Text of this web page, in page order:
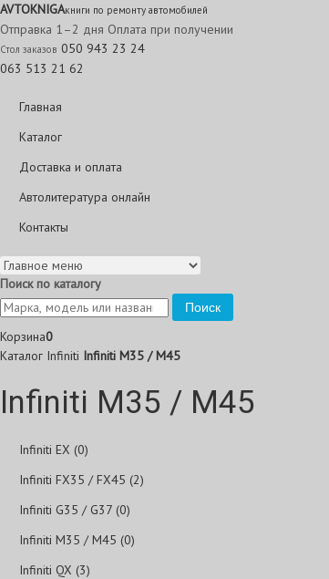
AVTOKNIGAкниги по ремонту автомобилей
Отправка 1–2 дня Оплата при получении
Стол заказов 050 943 23 24
063 513 21 62
Главная
Каталог
Доставка и оплата
Автолитература онлайн
Контакты
Поиск по каталогу
Поиск
Корзина0
Каталог Infiniti Infiniti M35 / M45
Infiniti M35 / M45
Infiniti EX (0)
Infiniti FX35 / FX45 (2)
Infiniti G35 / G37 (0)
Infiniti M35 / M45 (0)
Infiniti QX (3)